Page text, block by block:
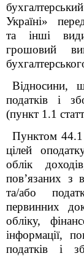
Україні»
та інші
грошовий
Відносини,
податків і
(пункт 1.1
Пунктом 44.1
цілей
облік
пов’язаних з
та/або
первинних
обліку,
інформації,
податків і